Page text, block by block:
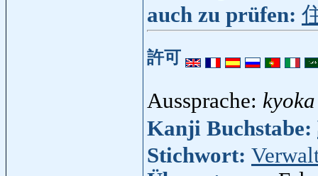
auch zu prüfen:
許可
Aussprache: kyoka
Kanji Buchstabe:
Stichwort: